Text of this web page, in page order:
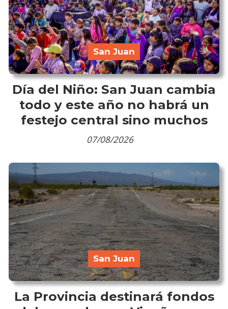
Día del Niño: San Juan cambia
todo y este año no habrá un
festejo central sino muchos
San Juan
07/08/2026
La Provincia destinará fondos
San Juan